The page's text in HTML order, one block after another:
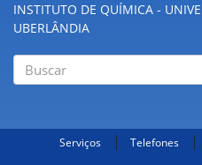
INSTITUTO DE QUÍMICA -
UBERLÂNDIA
Serviços Telefones